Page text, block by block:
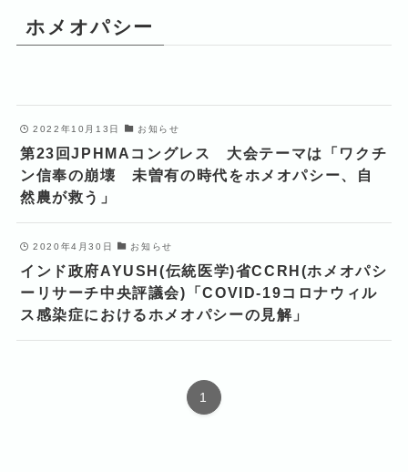
ホメオパシー
2022年10月13日 お知らせ
第23回JPHMAコングレス 大会テーマは「ワクチ
ン信奉の崩壊 未曽有の時代をホメオパシー、自
然農が救う」
2020年4月30日 お知らせ
インド政府AYUSH(伝統医学)省CCRH(ホメオパシ
ーリサーチ中央評議会)「COVID-19コロナウィル
ス感染症におけるホメオパシーの見解」
1